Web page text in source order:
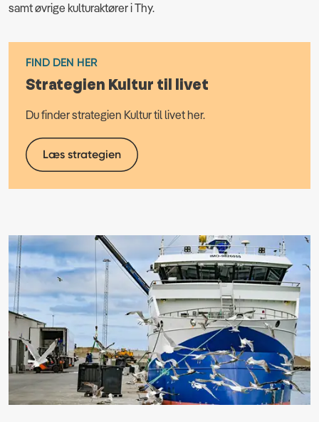
samt øvrige kulturaktører i Thy.
FIND DEN HER
Strategien Kultur til livet
Du finder strategien Kultur til livet her.
Læs strategien